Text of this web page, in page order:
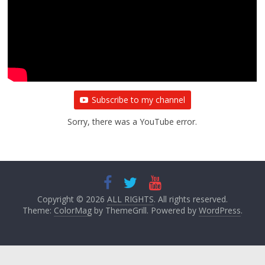
Subscribe to my channel
Sorry, there was a YouTube error.
Copyright © 2026 ALL RIGHTS. All rights reserved.
Theme: ColorMagby ThemeGrill. Powered by WordPress.